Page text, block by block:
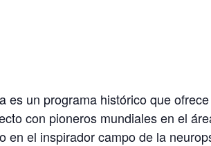
es un programa histórico que
con pioneros mundiales en el
en el inspirador campo de la